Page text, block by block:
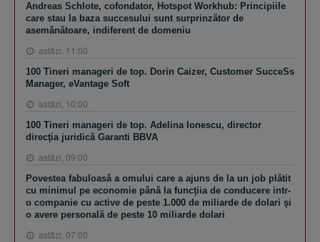
Andreas Schlote, cofondator, Hotspot Workhub: Principiile
care stau la baza succesului sunt surprinzător de
asemănătoare, indiferent de domeniu
astăzi, 11:00
100 Tineri manageri de top. Dorin Caizer, Customer SucceSs
Manager, eVantage Soft
astăzi, 10:00
100 Tineri manageri de top. Adelina Ionescu, director
direcţia juridică Garanti BBVA
astăzi, 09:00
Povestea fabuloasă a omului care a ajuns de la un job plătit
cu minimul pe economie până la funcţiia de conducere intr-
o companie cu active de peste 1.000 de miliarde de dolari şi
o avere personală de peste 10 miliarde dolari
astăzi, 07:00